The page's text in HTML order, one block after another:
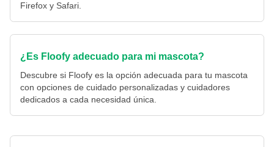
Firefox y Safari.
¿Es Floofy adecuado para mi mascota?
Descubre si Floofy es la opción adecuada para tu mascota
con opciones de cuidado personalizadas y cuidadores
dedicados a cada necesidad única.